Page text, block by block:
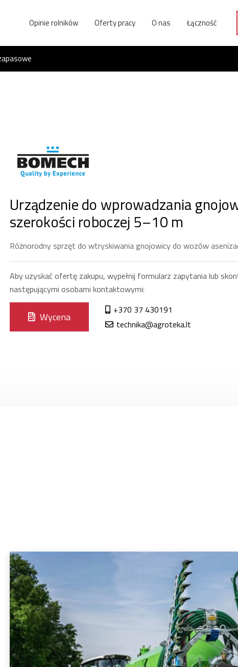
Opinie rolników Oferty pracy O nas Łączność
Urządzenie do wprowadzania
szerokości roboczej 5–10 m
Różnorodny sprzęt do wtryskiwania gnojowicy do wozów
Aby uzyskać ofertę zakupu, wypełnij formularz zapytania lub
następującymi osobami kontaktowymi:
Wycena
+370 37 430191
technika@agroteka.lt